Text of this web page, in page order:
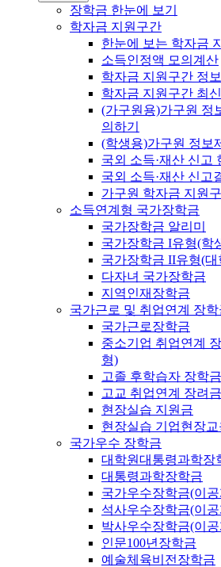
장학금 한눈에 보기
학자금 지원구간
한눈에 보는 학자금
소득인정액 모의계산
학자금 지원구간 정
학자금 지원구간 최
(가구원용)가구원 정
의하기
(학생용)가구원 정보
국외 소득·재산 신고
국외 소득·재산 신고
가구원 학자금 지원
소득연계형 국가장학금
국가장학금 알리미
국가장학금 I유형(학
국가장학금 II유형(
다자녀 국가장학금
지역인재장학금
국가근로 및 취업연계 장학
국가근로장학금
중소기업 취업연계
형)
고졸 후학습자 장학
고교 취업연계 장려금
현장실습 지원금
현장실습 기업현장교
국가우수 장학금
대학원대통령과학장
대통령과학장학금
국가우수장학금(이
석사우수장학금(이
박사우수장학금(이
인문100년장학금
예술체육비전장학금